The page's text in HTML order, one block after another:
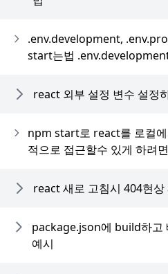
.env.development,
start는법
react 외부 설정 변수 설정
npm start로 react를 로컬
적으로 접근할수 있게 하려
react 새로 고침시 404현
package.json에 build하고
예시